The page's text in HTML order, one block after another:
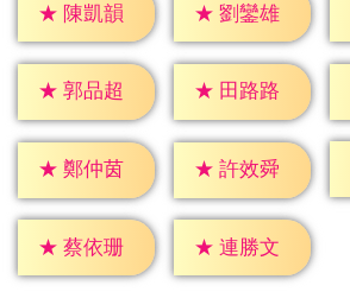
★ 陳凱韻 ★ 劉鑾雄
★ 郭品超 ★ 田路路
★ 鄭仲茵 ★ 許效舜
★ 蔡依珊 ★ 連勝文